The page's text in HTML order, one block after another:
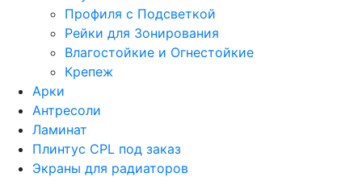
Профиля с Подсветкой
Рейки для Зонирования
Влагостойкие и Огнестойкие
Крепеж
Арки
Антресоли
Ламинат
Плинтус CPL под заказ
Экраны для радиаторов